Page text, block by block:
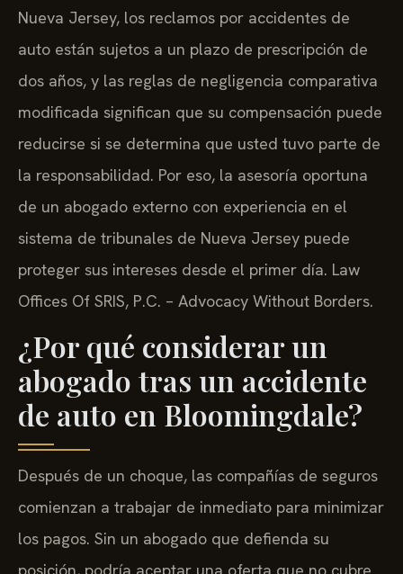
Nueva Jersey, los reclamos por accidentes de
auto están sujetos a un plazo de prescripción de
dos años, y las reglas de negligencia comparativa
modificada significan que su compensación puede
reducirse si se determina que usted tuvo parte de
la responsabilidad. Por eso, la asesoría oportuna
de un abogado externo con experiencia en el
sistema de tribunales de Nueva Jersey puede
proteger sus intereses desde el primer día. Law
Offices Of SRIS, P.C. – Advocacy Without Borders.
¿Por qué considerar un
abogado tras un accidente
de auto en Bloomingdale?
Después de un choque, las compañías de seguros
comienzan a trabajar de inmediato para minimizar
los pagos. Sin un abogado que defienda su